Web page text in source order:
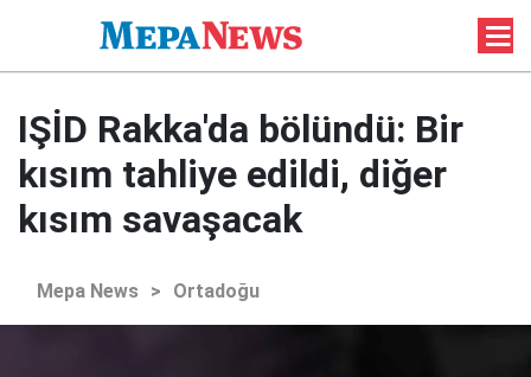
IŞİD Rakka'da bölündü: Bir
kısım tahliye edildi, diğer
kısım savaşacak
Mepa News > Ortadoğu